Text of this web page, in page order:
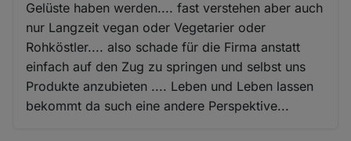
Gelüste haben werden.... fast verstehen aber auch
nur Langzeit vegan oder Vegetarier oder
Rohköstler.... also schade für die Firma anstatt
einfach auf den Zug zu springen und selbst uns
Produkte anzubieten .... Leben und Leben lassen
bekommt da such eine andere Perspektive...